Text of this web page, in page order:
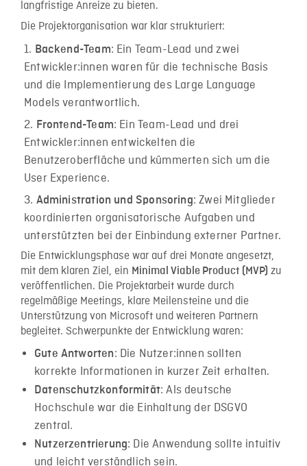
langfristige Anreize zu bieten.
Die Projektorganisation war klar strukturiert:
Backend-Team: Ein Team-Lead und zwei
Entwickler:innen waren für die technische Basis
und die Implementierung des Large Language
Models verantwortlich.
Frontend-Team: Ein Team-Lead und drei
Entwickler:innen entwickelten die
Benutzeroberfläche und kümmerten sich um die
User Experience.
Administration und Sponsoring: Zwei Mitglieder
koordinierten organisatorische Aufgaben und
unterstützten bei der Einbindung externer Partner.
Die Entwicklungsphase war auf drei Monate angesetzt,
mit dem klaren Ziel, ein Minimal Viable Product (MVP) zu
veröffentlichen. Die Projektarbeit wurde durch
regelmäßige Meetings, klare Meilensteine und die
Unterstützung von Microsoft und weiteren Partnern
begleitet. Schwerpunkte der Entwicklung waren:
Gute Antworten: Die Nutzer:innen sollten
korrekte Informationen in kurzer Zeit erhalten.
Datenschutzkonformität: Als deutsche
Hochschule war die Einhaltung der DSGVO
zentral.
Nutzerzentrierung: Die Anwendung sollte intuitiv
und leicht verständlich sein.